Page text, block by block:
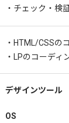
・チェック・検
・HTML/CSSの
・LPのコーディ
デザインツール
OS